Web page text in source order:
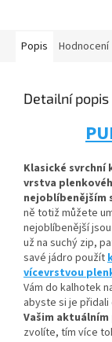
Popis Hodnocení
Detailní
Klasické svrchní
vrstva
nejoblíbenějším
ně totiž můžete
nejoblíbenější
už na suchý zip,
savé jádro použít
vícevrstvou
Vám do kalhotek
abyste si je přidali
Vašim
zvolíte, tím více